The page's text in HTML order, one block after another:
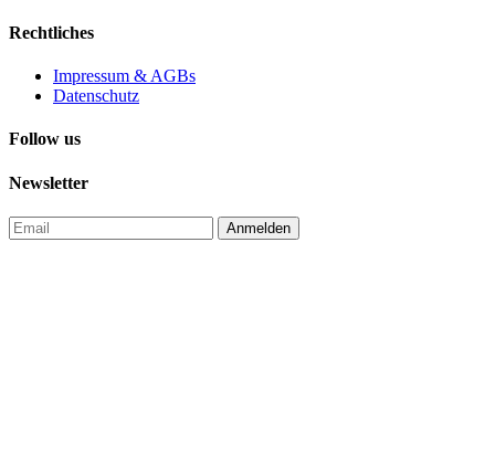
Rechtliches
Impressum & AGBs
Datenschutz
Follow us
Newsletter
Anmelden